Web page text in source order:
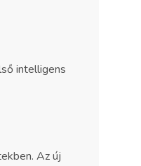
intelligens
Az új